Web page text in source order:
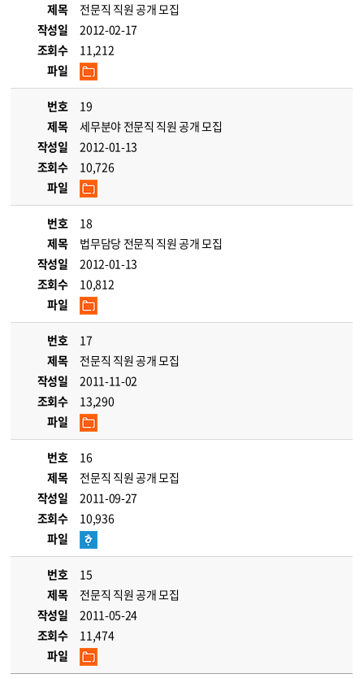
제목
전문직 직원 공개 모집
작성일
2012-02-17
조회수
11,212
파일
번호
19
제목
세무분야 전문직 직원 공개 모집
작성일
2012-01-13
조회수
10,726
파일
번호
18
제목
법무담당 전문직 직원 공개 모집
작성일
2012-01-13
조회수
10,812
파일
번호
17
제목
전문직 직원 공개 모집
작성일
2011-11-02
조회수
13,290
파일
번호
16
제목
전문직 직원 공개 모집
작성일
2011-09-27
조회수
10,936
파일
번호
15
제목
전문직 직원 공개 모집
작성일
2011-05-24
조회수
11,474
파일